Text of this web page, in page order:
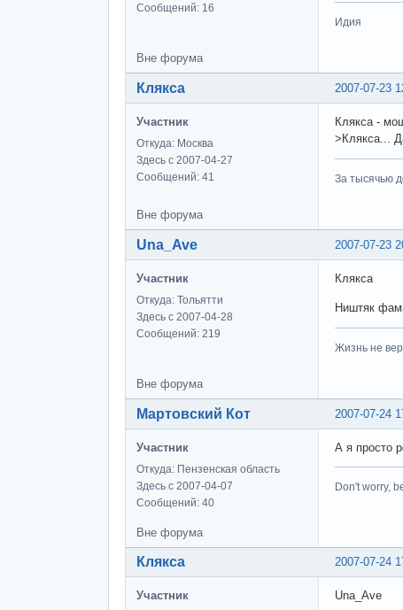
Сообщений: 16
Идия
Вне форума
2007-07-23
Клякса
Участник
Откуда: Москва
Здесь с 2007-04-27
Сообщений: 41
Клякса -
>Клякса...
За тысячью
Вне форума
2007-07-23
Una_Ave
Участник
Откуда: Тольятти
Здесь с 2007-04-28
Сообщений: 219
Клякса
Ништяк
Жизнь не
Вне форума
2007-07-24
Мартовский Кот
Участник
Откуда: Пензенская область
Здесь с 2007-04-07
Сообщений: 40
А я просто
Don't worry,
Вне форума
2007-07-24
Клякса
Участник Una_Ave